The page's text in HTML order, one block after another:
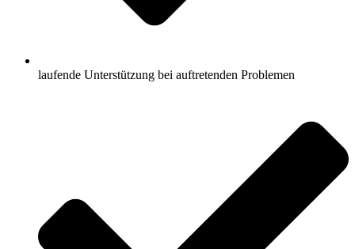
laufende Unterstützung bei auftretenden Problemen